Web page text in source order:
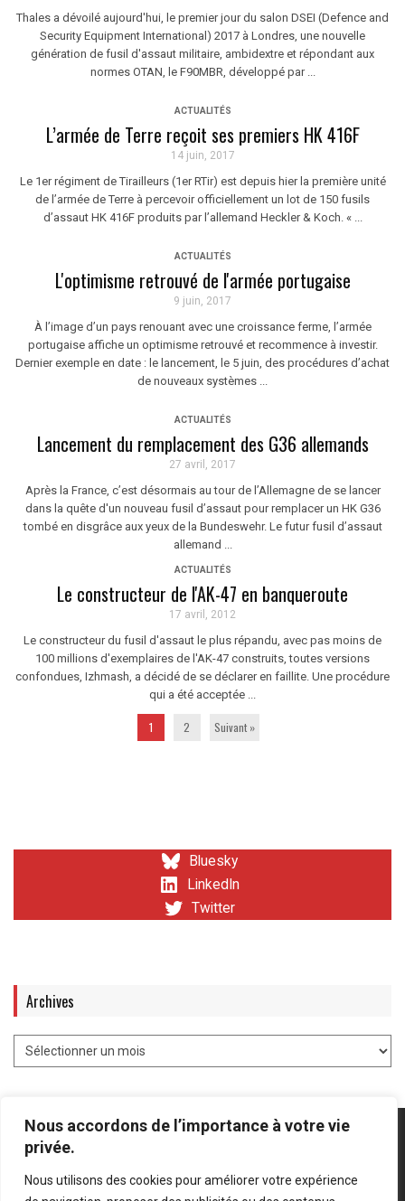
Nous accordons de l’importance à votre vie
privée.
Nous utilisons des cookies pour améliorer votre expérience
Thales a dévoilé aujourd'hui, le premier jour du salon DSEI (Defence and
Security Equipment International) 2017 à Londres, une nouvelle
génération de fusil d'assaut militaire, ambidextre et répondant aux
normes OTAN, le F90MBR, développé par ...
ACTUALITÉS
L’armée de Terre reçoit ses premiers HK 416F
14 juin, 2017
Le 1er régiment de Tirailleurs (1er RTir) est depuis hier la première unité
de l’armée de Terre à percevoir officiellement un lot de 150 fusils
d’assaut HK 416F produits par l’allemand Heckler & Koch. « ...
ACTUALITÉS
L'optimisme retrouvé de l'armée portugaise
9 juin, 2017
À l’image d’un pays renouant avec une croissance ferme, l’armée
portugaise affiche un optimisme retrouvé et recommence à investir.
Dernier exemple en date : le lancement, le 5 juin, des procédures d’achat
de nouveaux systèmes ...
ACTUALITÉS
Lancement du remplacement des G36 allemands
27 avril, 2017
Après la France, c’est désormais au tour de l’Allemagne de se lancer
dans la quête d'un nouveau fusil d’assaut pour remplacer un HK G36
tombé en disgrâce aux yeux de la Bundeswehr. Le futur fusil d’assaut
allemand ...
ACTUALITÉS
Le constructeur de l'AK-47 en banqueroute
17 avril, 2012
Le constructeur du fusil d'assaut le plus répandu, avec pas moins de
100 millions d'exemplaires de l'AK-47 construits, toutes versions
confondues, Izhmash, a décidé de se déclarer en faillite. Une procédure
qui a été acceptée ...
1 2 Suivant »
Bluesky
LinkedIn
Twitter
Archives
Mentions légales Politique de confidentialité